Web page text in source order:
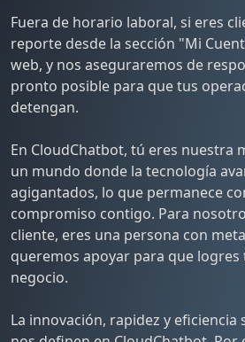
Fuera de horario laboral, si eres
reporte desde la sección "Mi
web, y nos aseguraremos de
pronto posible para que tus
detengan.
En CloudChatbot, tú eres nuestra
un mundo donde la tecnología
agigantados, lo que permanece
compromiso contigo. Para
cliente, eres una persona con
queremos apoyar para que
negocio.
La innovación, rapidez y eficiencia